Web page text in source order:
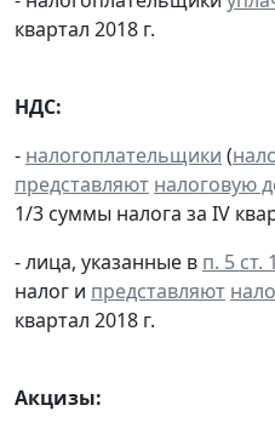
квартал 2018 г.
НДС:
- налогоплательщики (
представляют налоговую
1/3 суммы налога за IV
- лица, указанные в п. 5 ст.
налог и представляют
квартал 2018 г.
Акцизы: